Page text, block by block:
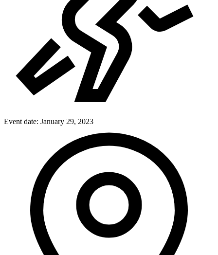
Event date: January 29, 2023